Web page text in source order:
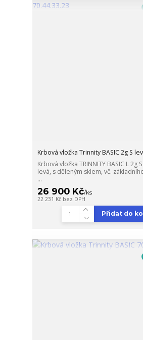
Krbová vložka Trinnity BASIC 2g S
Krbová vložka TRINNITY BASIC L 2g
levá, s děleným sklem, vč.
...
26 900 Kč/ks
22 231 Kč bez DPH
Přidat do